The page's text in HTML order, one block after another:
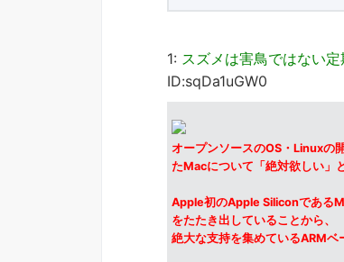
1: スズメは害鳥ではない定
ID:sqDa1uGW0
オープンソースのOS・Linuxの
たMacについて「絶対欲しい」
Apple初のApple Siliconである
をたたき出していることから、
絶大な支持を集めているARMベ